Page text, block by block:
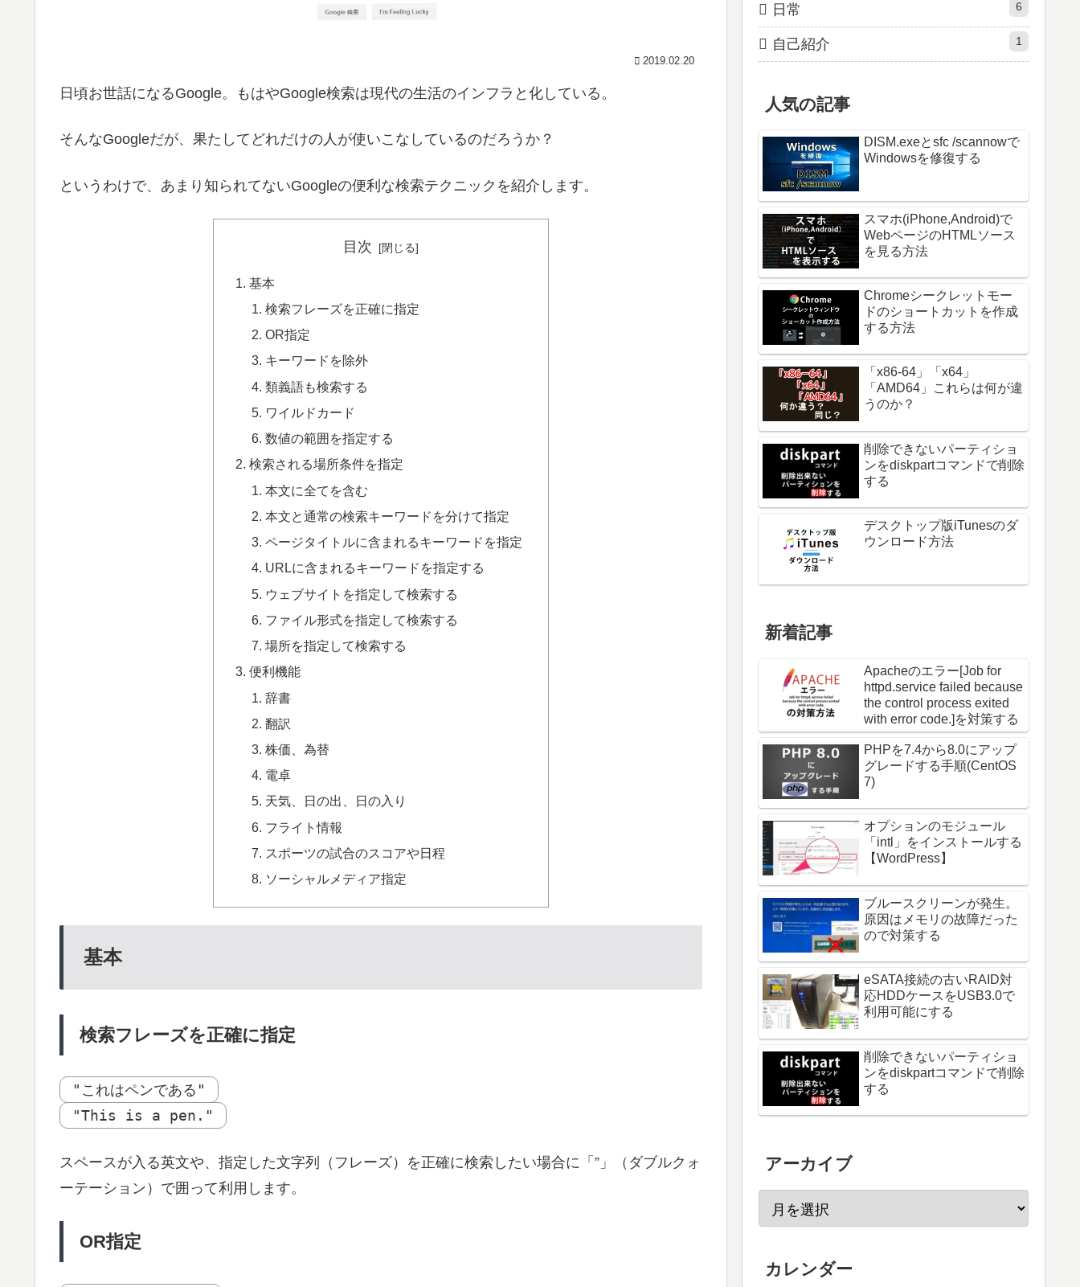
2019.02.20
日頃お世話になるGoogle。もはやGoogle検索は現代の生活のインフラと化している。
そんなGoogleだが、果たしてどれだけの人が使いこなしているのだろうか？
というわけで、あまり知られてないGoogleの便利な検索テクニックを紹介します。
目次
基本
検索フレーズを正確に指定
OR指定
キーワードを除外
類義語も検索する
ワイルドカード
数値の範囲を指定する
検索される場所条件を指定
本文に全てを含む
本文と通常の検索キーワードを分けて指定
ページタイトルに含まれるキーワードを指定
URLに含まれるキーワードを指定する
ウェブサイトを指定して検索する
ファイル形式を指定して検索する
場所を指定して検索する
便利機能
辞書
翻訳
株価、為替
電卓
天気、日の出、日の入り
フライト情報
スポーツの試合のスコアや日程
ソーシャルメディア指定
基本
検索フレーズを正確に指定
"これはペンである"
"This is a pen."
スペースが入る英文や、指定した文字列（フレーズ）を正確に検索したい場合に「”」（ダブルクォ
ーテーション）で囲って利用します。
OR指定
日常 6
自己紹介 1
人気の記事
DISM.exeとsfc /scannowで
Windowsを修復する
スマホ(iPhone,Android)で
WebページのHTMLソース
を見る方法
Chromeシークレットモー
ドのショートカットを作成
する方法
「x86-64」「x64」
「AMD64」これらは何が違
うのか？
削除できないパーティショ
ンをdiskpartコマンドで削除
する
デスクトップ版iTunesのダ
ウンロード方法
新着記事
Apacheのエラー[Job for
httpd.service failed because
the control process exited
with error code.]を対策する
PHPを7.4から8.0にアップ
グレードする手順(CentOS
7)
オプションのモジュール
「intl」をインストールする
【WordPress】
ブルースクリーンが発生。
原因はメモリの故障だった
ので対策する
eSATA接続の古いRAID対
応HDDケースをUSB3.0で
利用可能にする
削除できないパーティショ
ンをdiskpartコマンドで削除
する
アーカイブ
カレンダー